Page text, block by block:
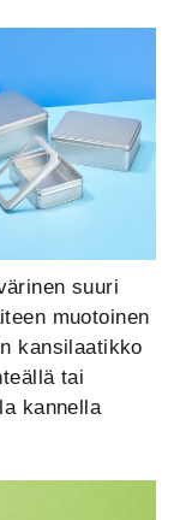
suuri
muotoinen
kansilaatikko
tai
kannella